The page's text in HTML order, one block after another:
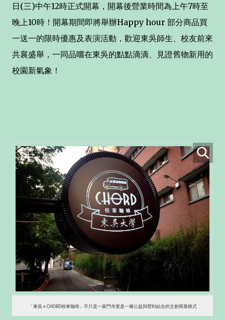
日(三)中午12時正式開幕，開幕後營業時間為上午7時至
晚上10時！開幕期間即將舉辦Happy hour 部分商品買
一送一的限時優惠及表演活動，歡迎東吳師生、校友前來
共襄盛舉，一同品嚐在東吳的點點滴滴、見證舊物新用的
校園新氣象！
「東吳 x CHORD校車咖啡」不只是一家門市更是一種公益與營利結合的文創商業模式